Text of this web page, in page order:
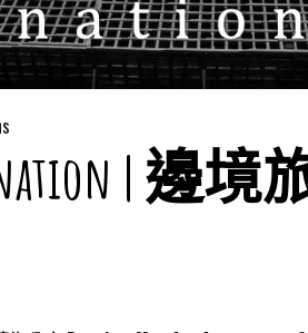
| 邊